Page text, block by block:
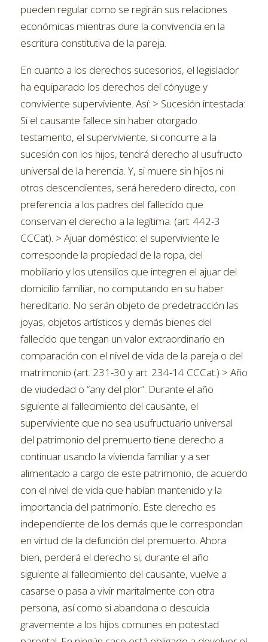
pueden regular como se regirán sus relaciones
económicas mientras dure la convivencia en la
escritura constitutiva de la pareja.
En cuanto a los derechos sucesorios, el legislador
ha equiparado los derechos del cónyuge y
conviviente superviviente. Así: > Sucesión intestada:
Si el causante fallece sin haber otorgado
testamento, el superviviente, si concurre a la
sucesión con los hijos, tendrá derecho al usufructo
universal de la herencia. Y, si muere sin hijos ni
otros descendientes, será heredero directo, con
preferencia a los padres del fallecido que
conservan el derecho a la legítima. (art. 442-3
CCCat). > Ajuar doméstico: el superviviente le
corresponde la propiedad de la ropa, del
mobiliario y los utensilios que integren el ajuar del
domicilio familiar, no computando en su haber
hereditario. No serán objeto de predetracción las
joyas, objetos artísticos y demás bienes del
fallecido que tengan un valor extraordinario en
comparación con el nivel de vida de la pareja o del
matrimonio (art. 231-30 y art. 234-14 CCCat.) > Año
de viudedad o “any del plor”: Durante el año
siguiente al fallecimiento del causante, el
superviviente que no sea usufructuario universal
del patrimonio del premuerto tiene derecho a
continuar usando la vivienda familiar y a ser
alimentado a cargo de este patrimonio, de acuerdo
con el nivel de vida que habían mantenido y la
importancia del patrimonio. Este derecho es
independiente de los demás que le correspondan
en virtud de la defunción del premuerto. Ahora
bien, perderá el derecho si, durante el año
siguiente al fallecimiento del causante, vuelve a
casarse o pasa a vivir maritalmente con otra
persona, así como si abandona o descuida
gravemente a los hijos comunes en potestad